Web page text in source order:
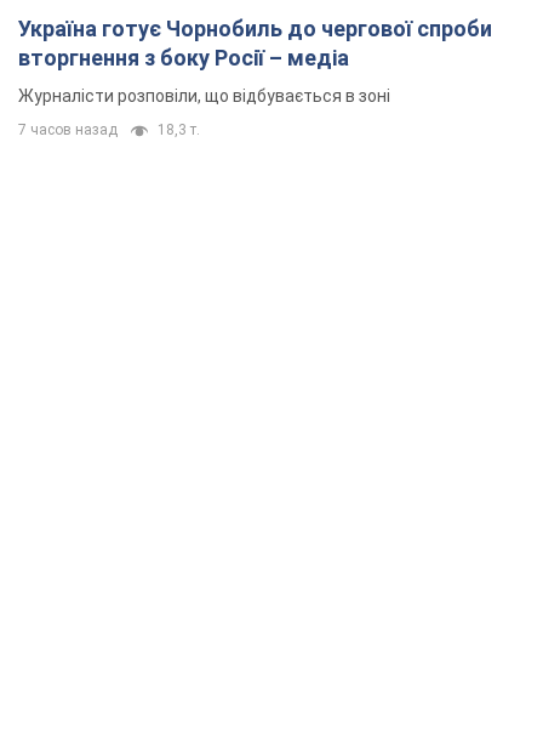
Україна готує Чорнобиль до чергової спроби
вторгнення з боку Росії – медіа
Журналісти розповіли, що відбувається в зоні
7 часов назад 18,3 т.